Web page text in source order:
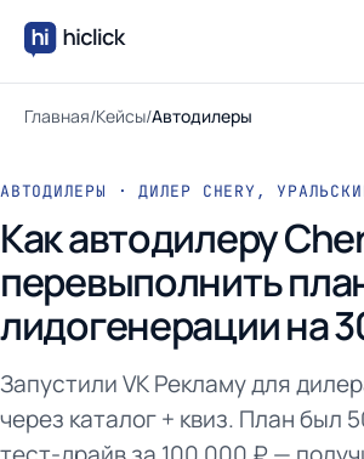
Главная/Кейсы/Автодилеры
АВТОДИЛЕРЫ · ДИЛЕР CHERY,
Как автодилеру
перевыполнить
лидогенерации на
Запустили VK Рекламу для
через каталог + квиз. План был